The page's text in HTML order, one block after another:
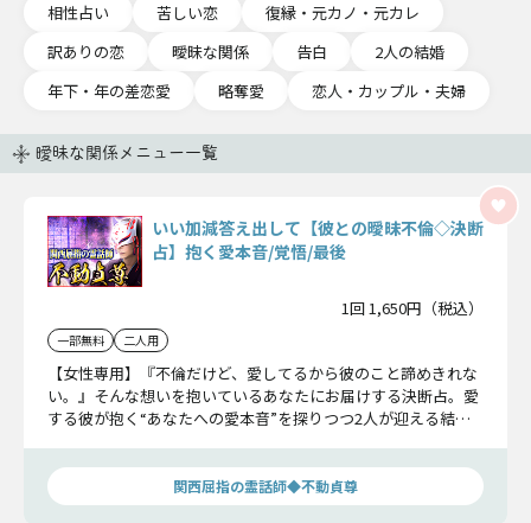
相性占い
苦しい恋
復縁・元カノ・元カレ
訳ありの恋
曖昧な関係 告白
2人の結婚
年下・年の差恋愛
略奪愛 恋人・カップル・夫婦
曖昧な関係メニュー一覧
いい加減答え出して【彼との曖昧不倫◇決断
占】抱く愛本音/覚悟/最後
1回 1,650円（税込）
一部無料 二人用
【女性専用】『不倫だけど、愛してるから彼のこと諦めきれな
い。』そんな想いを抱いているあなたにお届けする決断占。愛
する彼が抱く“あなたへの愛本音”を探りつつ2人が迎える結論
関西屈指の霊話師◆不動貞尊